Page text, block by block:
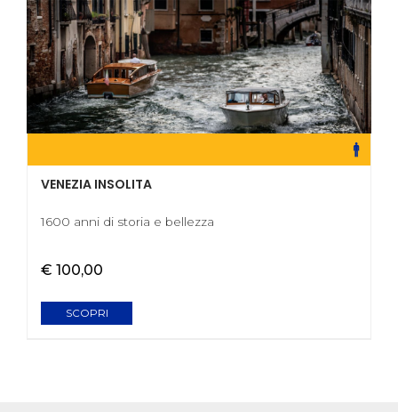
VENEZIA INSOLITA
1600 anni di storia e bellezza
€ 100,00
SCOPRI